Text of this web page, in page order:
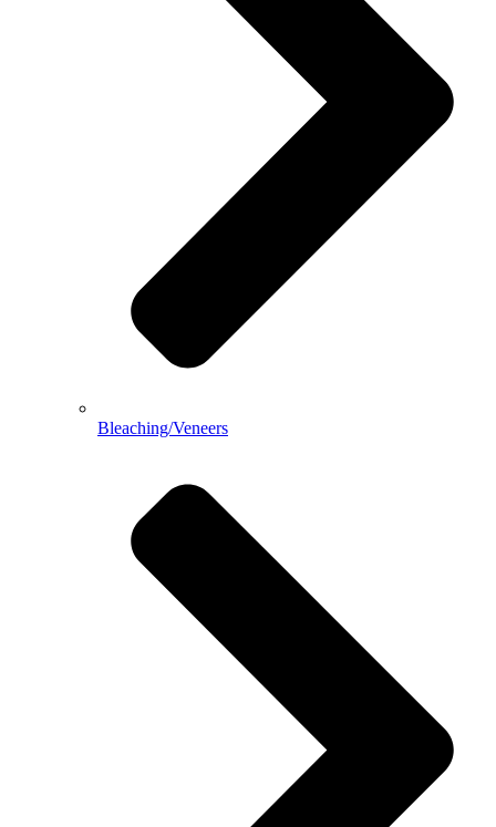
Bleaching/Veneers